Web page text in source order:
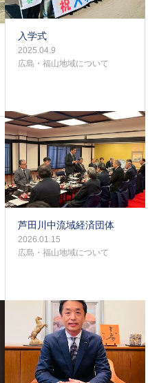
入学式
2025.04.9
広島・福山地域について
芦田川中流域経済団体
2026.01.15
広島・福山地域について